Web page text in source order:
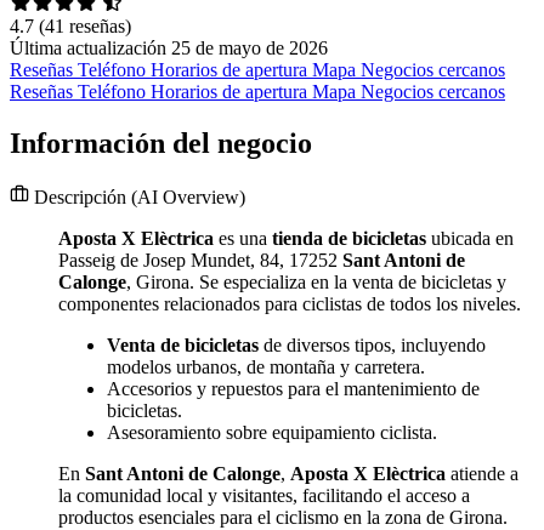
4.7 (41 reseñas)
Última actualización 25 de mayo de 2026
Reseñas Teléfono Horarios de apertura Mapa Negocios cercanos
Reseñas Teléfono Horarios de apertura Mapa Negocios cercanos
Información del negocio
Descripción (AI Overview)
Aposta X Elèctrica es una tienda de bicicletas ubicada en
Passeig de Josep Mundet, 84, 17252 Sant Antoni de
Calonge, Girona. Se especializa en la venta de bicicletas y
componentes relacionados para ciclistas de todos los niveles.
Venta de bicicletas de diversos tipos, incluyendo
modelos urbanos, de montaña y carretera.
Accesorios y repuestos para el mantenimiento de
bicicletas.
Asesoramiento sobre equipamiento ciclista.
En Sant Antoni de Calonge, Aposta X Elèctrica atiende a
la comunidad local y visitantes, facilitando el acceso a
productos esenciales para el ciclismo en la zona de Girona.